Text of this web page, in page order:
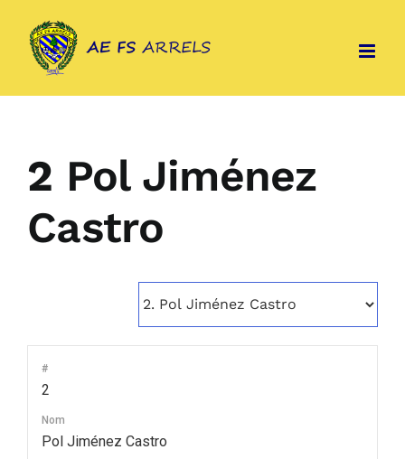
content
2 Pol Jiménez
Castro
#
2
Nom
Pol Jiménez Castro